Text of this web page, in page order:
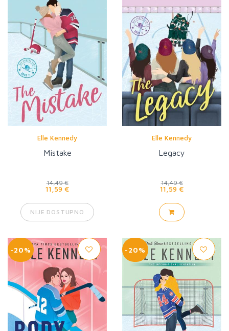
Elle Kennedy
Mistake
14,49 €
11,59 €
NIJE DOSTUPNO
Elle Kennedy
Legacy
14,49 €
11,59 €
-20% -20%